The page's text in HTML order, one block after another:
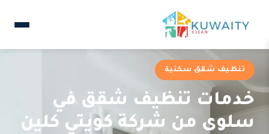
تنظيف شقق سكنية
خدمات تنظيف شقق في
سلوى من شركة كويتي كلين